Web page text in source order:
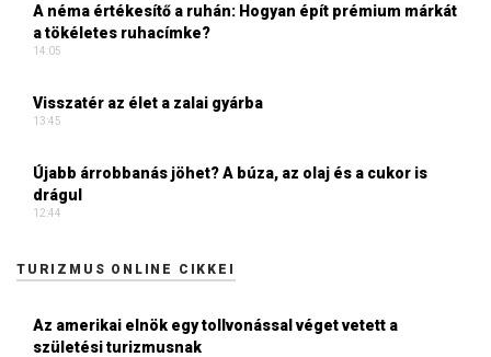
A néma értékesítő a ruhán: Hogyan épít prémium márkát
a tökéletes ruhacímke?
14:05
Visszatér az élet a zalai gyárba
13:45
Újabb árrobbanás jöhet? A búza, az olaj és a cukor is
drágul
12:44
TURIZMUS ONLINE CIKKEI
Az amerikai elnök egy tollvonással véget vetett a
születési turizmusnak